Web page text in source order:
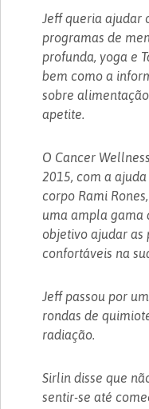
Jeff queria ajudar
programas de
profunda, yoga e
bem como a
sobre
apetite.
O Cancer
2015, com a
corpo Rami
uma ampla gama
objetivo ajudar as
confortáveis na
Jeff passou por
rondas de
radiação.
Sirlin disse que
sentir-se até